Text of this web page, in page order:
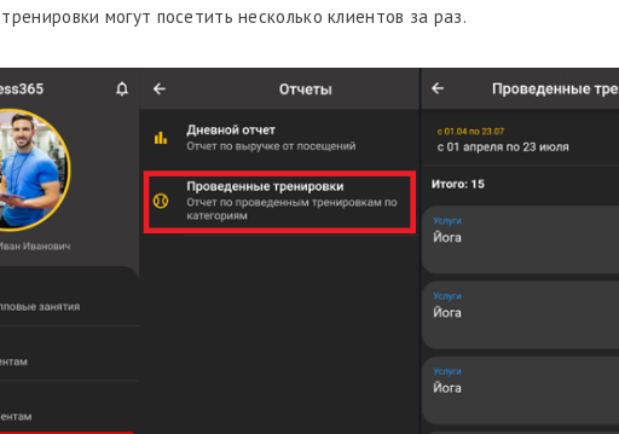
могут посетить несколько клиентов за раз.